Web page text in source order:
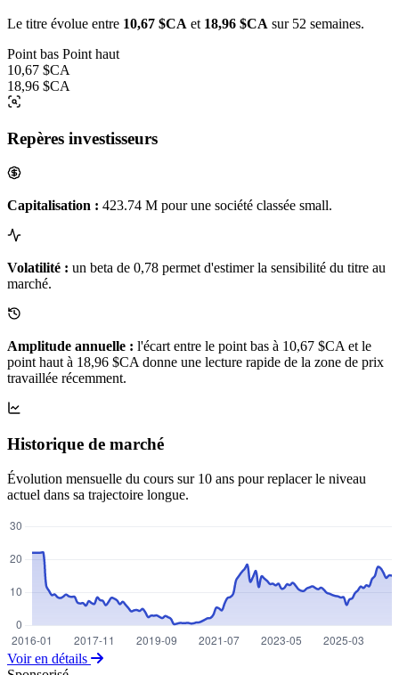
Le titre évolue entre 10,67 $CA et 18,96 $CA sur 52 semaines.
Point bas Point haut
10,67 $CA
18,96 $CA
Repères investisseurs
Capitalisation : 423.74 M pour une société classée small.
Volatilité : un beta de 0,78 permet d'estimer la sensibilité du titre au
marché.
Amplitude annuelle : l'écart entre le point bas à 10,67 $CA et le
point haut à 18,96 $CA donne une lecture rapide de la zone de prix
travaillée récemment.
Historique de marché
Évolution mensuelle du cours sur 10 ans pour replacer le niveau
actuel dans sa trajectoire longue.
Voir en détails